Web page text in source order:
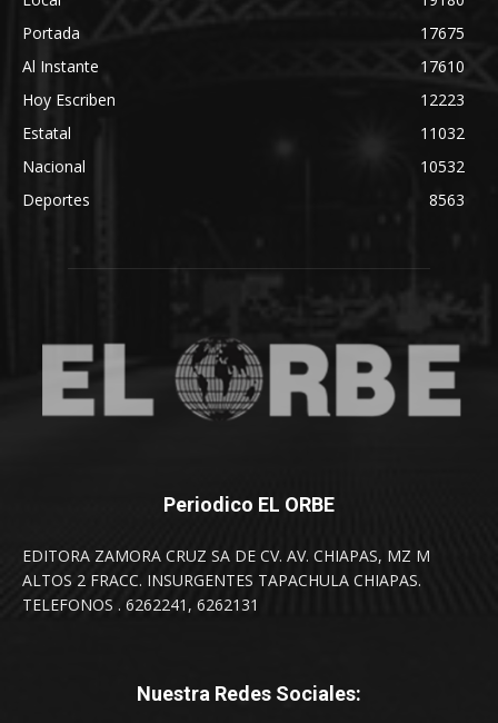
Portada
17675
Al Instante
17610
Hoy Escriben
12223
Estatal
11032
Nacional
10532
Deportes
8563
Periodico EL ORBE
EDITORA ZAMORA CRUZ SA DE CV. AV. CHIAPAS, MZ M
ALTOS 2 FRACC. INSURGENTES TAPACHULA CHIAPAS.
TELEFONOS . 6262241, 6262131
Nuestra Redes Sociales: